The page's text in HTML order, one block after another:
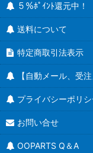
５％ﾎﾟｲﾝﾄ還元中！
送料について
特定商取引法表示
【自動メール、受
プライバシーポリシ
お問い合せ
OOPARTS Q＆A